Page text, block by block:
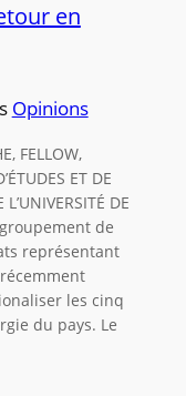
en
Opinions
FELLOW,
ET DE
DE
de
représentant
les cinq
du pays. Le